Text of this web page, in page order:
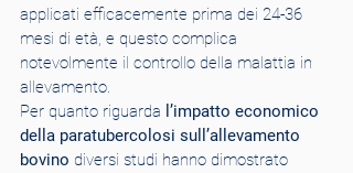
applicati efficacemente prima dei 24-36
mesi di età, e questo complica
notevolmente il controllo della malattia in
allevamento.
Per quanto riguarda l’impatto economico
della paratubercolosi sull’allevamento
bovino diversi studi hanno dimostrato